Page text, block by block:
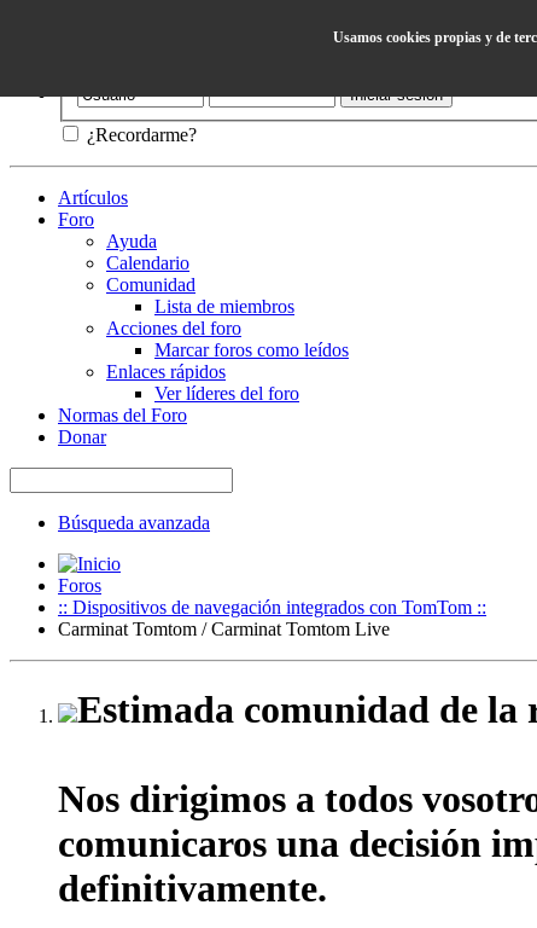
¿Recordarme?
Usamos cookies propias y de
Artículos
Foro
Ayuda
Calendario
Comunidad
Lista de miembros
Acciones del foro
Marcar foros como leídos
Enlaces rápidos
Ver líderes del foro
Normas del Foro
Donar
Búsqueda avanzada
Foros
:: Dispositivos de navegación integrados con TomTom ::
Carminat Tomtom / Carminat Tomtom Live
Estimada comunidad de la
Nos dirigimos a todos
comunicaros una decisión
definitivamente.